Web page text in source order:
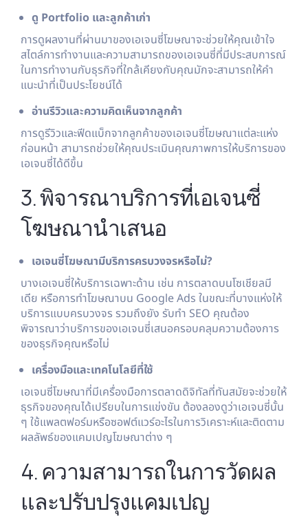
ดู Portfolio และลูกค้าเก่า
การดูผลงานที่ผ่านมาของเอเจนซี่โฆษณาจะช่วยให้คุณเข้าใจ
สไตล์การทำงานและความสามารถของเอเจนซี่ที่มีประสบการณ์
ในการทำงานกับธุรกิจที่ใกล้เคียงกับคุณมักจะสามารถให้คำ
แนะนำที่เป็นประโยชน์ได้
อ่านรีวิวและความคิดเห็นจากลูกค้า
การดูรีวิวและฟีดแบ็กจากลูกค้าของเอเจนซี่โฆษณาแต่ละแห่ง
ก่อนหน้า สามารถช่วยให้คุณประเมินคุณภาพการให้บริการของ
เอเจนซี่ได้ดีขึ้น
3. พิจารณาบริการที่เอเจนซี่
โฆษณานำเสนอ
เอเจนซี่โฆษณามีบริการครบวงจรหรือไม่?
บางเอเจนซี่ให้บริการเฉพาะด้าน เช่น การตลาดบนโซเชียลมี
เดีย หรือการทำโฆษณาบน Google Ads ในขณะที่บางแห่งให้
บริการแบบครบวงจร รวมถึงยัง รับทำ SEO คุณต้อง
พิจารณาว่าบริการของเอเจนซี่เสนอครอบคลุมความต้องการ
ของธุรกิจคุณหรือไม่
เครื่องมือและเทคโนโลยีที่ใช้
เอเจนซี่โฆษณาที่มีเครื่องมือการตลาดดิจิทัลที่ทันสมัยจะช่วยให้
ธุรกิจของคุณได้เปรียบในการแข่งขัน ต้องลองดูว่าเอเจนซี่นั้น
ๆ ใช้แพลตฟอร์มหรือซอฟต์แวร์อะไรในการวิเคราะห์และติดตาม
ผลลัพธ์ของแคมเปญโฆษณาต่าง ๆ
4. ความสามารถในการวัดผล
และปรับปรุงแคมเปญ